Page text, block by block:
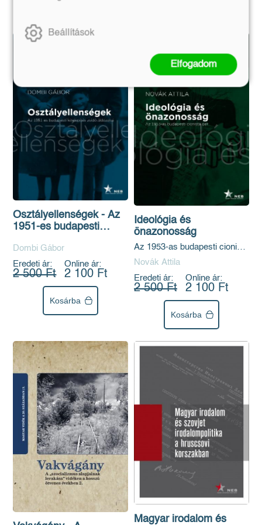
Osztályellenségek - Az
1951-es budapesti
áldozatai
Dombi Gábor
Eredeti ár:
2 500 Ft
Online ár:
2 100 Ft
Kosárba
Ideológia és
önazonosság
Az 1953-as budapesti cionista
per
Novák Attila
Eredeti ár:
2 500 Ft
Online ár:
2 100 Ft
Kosárba
Magyar irodalom és
Beállítások
Elfogadom